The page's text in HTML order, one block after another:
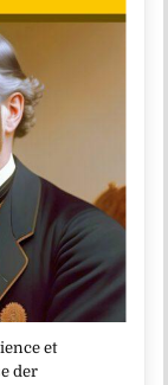
et
der